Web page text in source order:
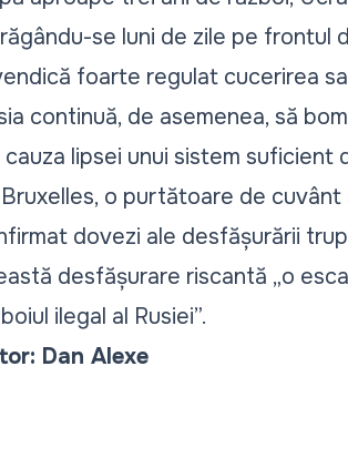
se luni de zile pe frontul
foarte regulat cucerirea
continuă, de asemenea, să
cauza lipsei unui sistem suficient
o purtătoare de cuvânt
dovezi ale desfășurării
desfășurare riscantă „o
ilegal al Rusiei”.
Dan Alexe